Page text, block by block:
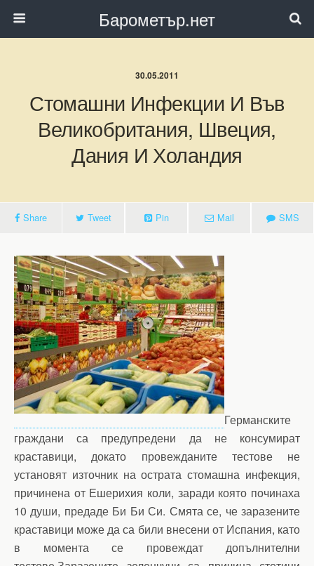
Барометър.нет
30.05.2011
Стомашни Инфекции И Във
Великобритания, Швеция,
Дания И Холандия
Share Tweet Pin Mail SMS
Германските
граждани са предупредени да не консумират
краставици, докато провежданите тестове не
установят източник на острата стомашна инфекция,
причинена от Ешерихия коли, заради която починаха
10 души, предаде Би Би Си. Смята се, че заразените
краставици може да са били внесени от Испания, като
в момента се провеждат допълнителни